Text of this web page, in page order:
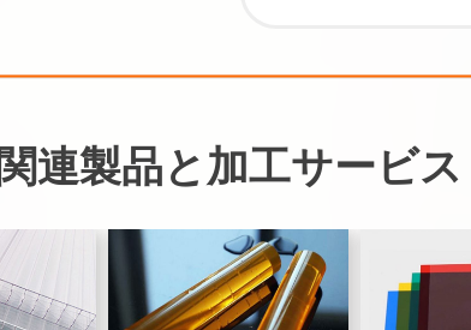
関連製品と加工サービス